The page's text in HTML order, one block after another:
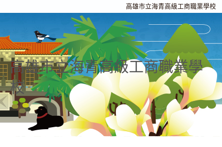
高雄市立海青高級工商職業學校
高雄市立海青高級工商職業學
校